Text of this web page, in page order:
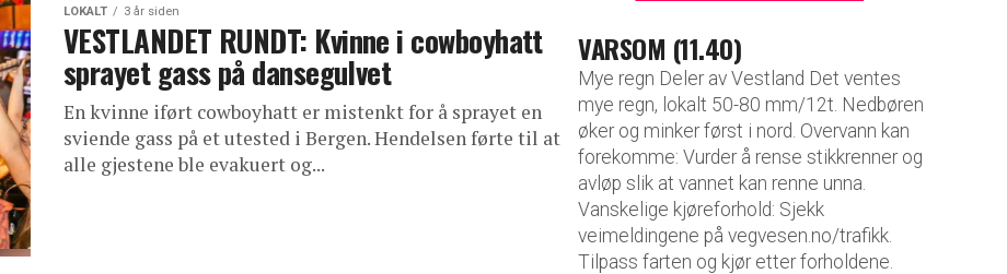
LOKALT 3 år siden
VESTLANDET RUNDT: Kvinne i cowboyhatt
sprayet gass på dansegulvet
En kvinne iført cowboyhatt er mistenkt for å sprayet en
sviende gass på et utested i Bergen. Hendelsen førte til at
alle gjestene ble evakuert og...
VARSOM (11.40)
Mye regn Deler av Vestland Det ventes
mye regn, lokalt 50-80 mm/12t. Nedbøren
øker og minker først i nord. Overvann kan
forekomme: Vurder å rense stikkrenner og
avløp slik at vannet kan renne unna.
Vanskelige kjøreforhold: Sjekk
veimeldingene på vegvesen.no/trafikk.
Tilpass farten og kjør etter forholdene.